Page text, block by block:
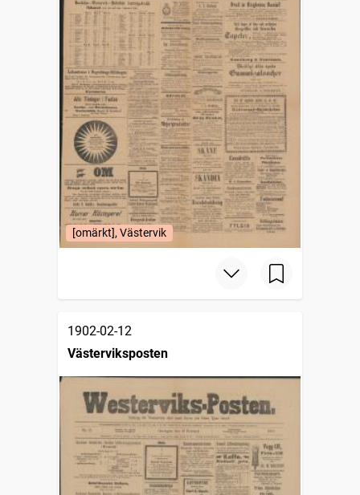
[omärkt], Västervik
1902-02-12
Västerviksposten